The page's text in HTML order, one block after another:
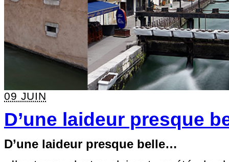
09 JUIN
D’une laideur presque
D’une laideur presque belle…